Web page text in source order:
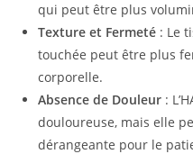
qui peut être plus
Texture et Fermeté : Le
touchée peut être plus
corporelle.
Absence de Douleur :
douloureuse, mais elle
dérangeante pour le